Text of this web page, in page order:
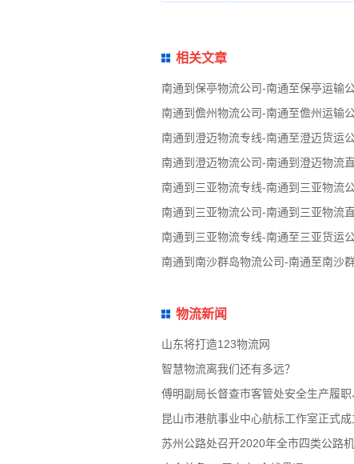
相关文章
南通到保亭物流公司-南通至保亭运输
南通到儋州物流公司-南通至儋州运输
南通到澄迈物流专线-南通至澄迈货运
南通到澄迈物流公司-南通到澄迈物流
南通到三亚物流专线-南通到三亚物流
南通到三亚物流公司-南通到三亚物流
南通到三亚物流专线-南通至三亚货运
南通到南沙群岛物流公司-南通至南沙
物流新闻
山东将打造123物流网
智慧物流离我们还有多远？
傅明副局长督查市客管处安全生产履
昆山市港航事业中心航标工作室正式成
苏州公路处召开2020年全市四类公路